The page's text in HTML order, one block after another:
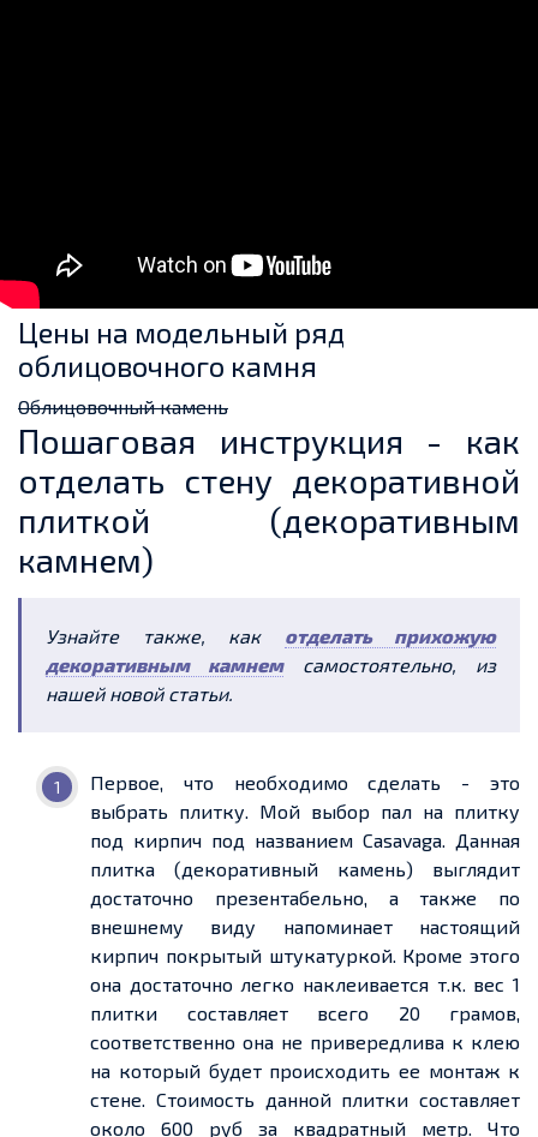
Цены на модельный ряд
облицовочного камня
Облицовочный камень
Пошаговая инструкция - как
отделать стену декоративной
плиткой (декоративным
камнем)
Узнайте также, как отделать прихожую
декоративным камнемсамостоятельно, из
нашей новой статьи.
Первое, что необходимо сделать - это
выбрать плитку. Мой выбор пал на плитку
под кирпич под названием Casavaga. Данная
плитка (декоративный камень) выглядит
достаточно презентабельно, а также по
внешнему виду напоминает настоящий
кирпич покрытый штукатуркой. Кроме этого
она достаточно легко наклеивается т.к. вес 1
плитки составляет всего 20 грамов,
соответственно она не привередлива к клею
на который будет происходить ее монтаж к
стене. Стоимость данной плитки составляет
около 600 руб за квадратный метр. Что